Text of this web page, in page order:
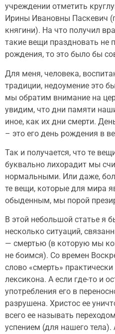
учреждении отметить
Ирины Ивановны Паскевич
княгини). На что получил
такие вещи праздновать не
рождения, то это было бы
Для меня, человека,
традиции, недоумение это
мы обратим внимание на
увидим, что дни памяти
иное, как их дни смерти.
– это его день рождения в
Так и получается, что те
буквально лихорадит мы
нормальными. Или даже,
те вещи, которые для мира
обыденным, мы порой
В этой небольшой статье я
несколько ситуаций,
— смертью (в которую мы
не боимся). Со времен
слово «смерть»
лексикона. А если где-то и
употребления его в
разрушена. Христос ее
всего ее называть
успением (для нашего